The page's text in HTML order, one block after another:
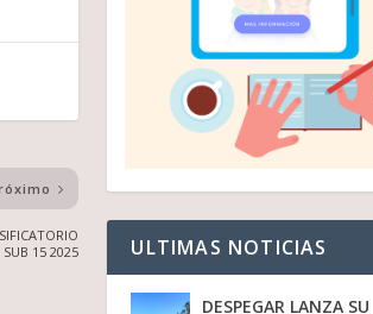
15 2025
ULTIMAS NOTICIAS
DESPEGAR LANZA SU